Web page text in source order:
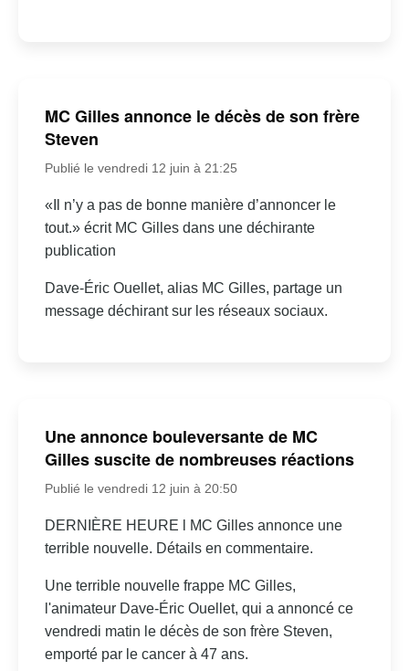
MC Gilles annonce le décès de son frère
Steven
Publié le vendredi 12 juin à 21:25
«Il n’y a pas de bonne manière d’annoncer le
tout.» écrit MC Gilles dans une déchirante
publication
Dave-Éric Ouellet, alias MC Gilles, partage un
message déchirant sur les réseaux sociaux.
Une annonce bouleversante de MC
Gilles suscite de nombreuses réactions
Publié le vendredi 12 juin à 20:50
DERNIÈRE HEURE l MC Gilles annonce une
terrible nouvelle. Détails en commentaire.
Une terrible nouvelle frappe MC Gilles,
l'animateur Dave-Éric Ouellet, qui a annoncé ce
vendredi matin le décès de son frère Steven,
emporté par le cancer à 47 ans.